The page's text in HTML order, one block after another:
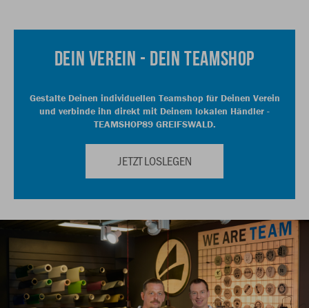
DEIN VEREIN - DEIN TEAMSHOP
Gestalte Deinen individuellen Teamshop für Deinen Verein
und verbinde ihn direkt mit Deinem lokalen Händler -
TEAMSHOP89 GREIFSWALD.
JETZT LOSLEGEN